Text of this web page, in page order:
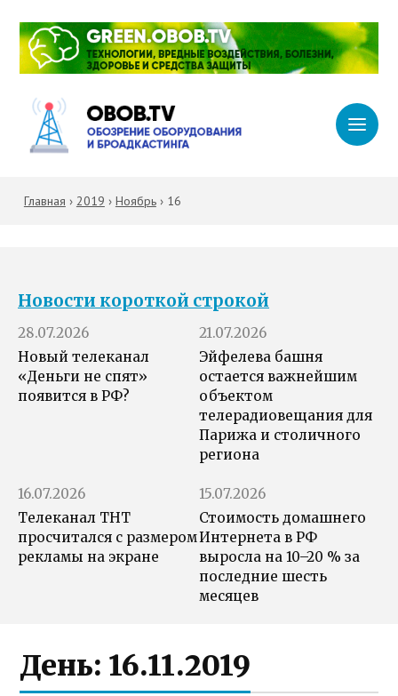
Главная › 2019 › Ноябрь› 16
Новости короткой строкой
28.07.2026
Новый телеканал
«Деньги не спят»
появится в РФ?
21.07.2026
Эйфелева башня
остается важнейшим
объектом
телерадиовещания для
Парижа и столичного
региона
16.07.2026
Телеканал ТНТ
просчитался с размером
рекламы на экране
15.07.2026
Стоимость домашнего
Интернета в РФ
выросла на 10–20 % за
последние шесть
месяцев
День: 16.11.2019